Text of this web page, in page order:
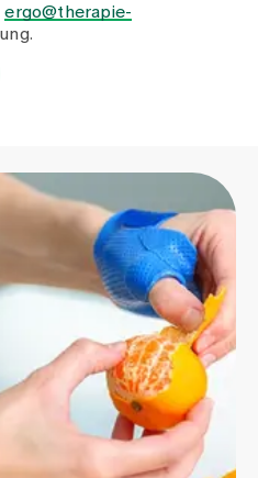
ergo@therapie-